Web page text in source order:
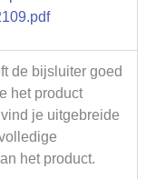
de bijsluiter goed
het product
je uitgebreide
het product.